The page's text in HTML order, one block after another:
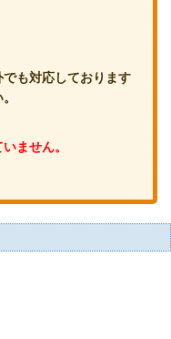
も対応しております
ません。